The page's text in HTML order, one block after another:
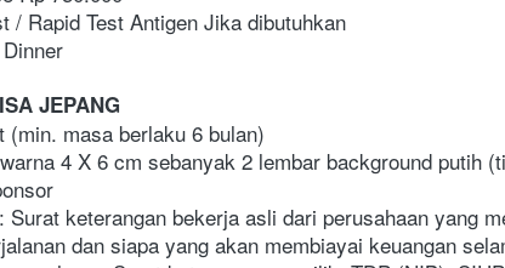
/ Rapid Test Antigen Jika dibutuhkan
JEPANG
(min. masa berlaku 6 bulan)
4 X 6 cm sebanyak 2 lembar background putih
Surat keterangan bekerja asli dari perusahaan yang
dan siapa yang akan membiayai keuangan